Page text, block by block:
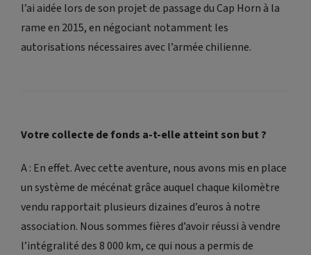
l’ai aidée lors de son projet de passage du Cap Horn à la
rame en 2015, en négociant notamment les
autorisations nécessaires avec l’armée chilienne.
Votre collecte de fonds a-t-elle atteint son but ?
A : En effet. Avec cette aventure, nous avons mis en place
un système de mécénat grâce auquel chaque kilomètre
vendu rapportait plusieurs dizaines d’euros à notre
association. Nous sommes fières d’avoir réussi à vendre
l’intégralité des 8 000 km, ce qui nous a permis de